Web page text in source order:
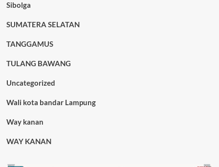
Sibolga
SUMATERA SELATAN
TANGGAMUS
TULANG BAWANG
Uncategorized
Wali kota bandar Lampung
Way kanan
WAY KANAN